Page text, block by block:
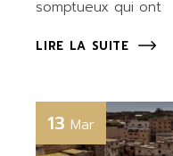
somptueux qui ont
LIRE LA SUITE
13 Mar